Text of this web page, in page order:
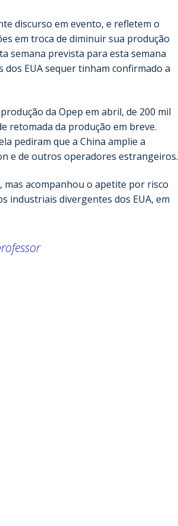
discurso em evento, e refletem o
em troca de diminuir sua produção
semana prevista para esta semana
EUA sequer tinham confirmado a
da Opep em abril, de 200 mil
retomada da produção em breve.
pediram que a China amplie a
e de outros operadores estrangeiros.
acompanhou o apetite por risco
industriais divergentes dos EUA, em